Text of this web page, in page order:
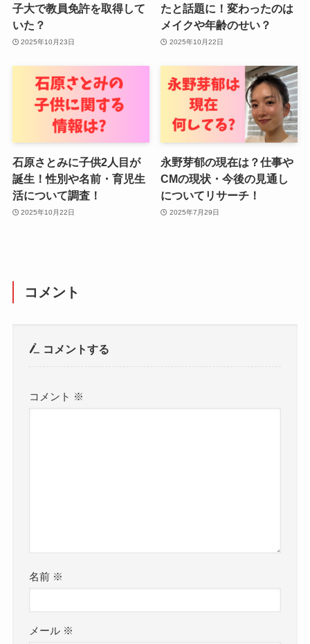
子大で教員免許を取得して
いた？
2025年10月23日
たと話題に！変わったのは
メイクや年齢のせい？
2025年10月22日
石原さとみに子供2人目が
誕生！性別や名前・育児生
活について調査！
2025年10月22日
永野芽郁の現在は？仕事や
CMの現状・今後の見通し
についてリサーチ！
2025年7月29日
コメント
コメントする
コメント ※
名前 ※
メール ※